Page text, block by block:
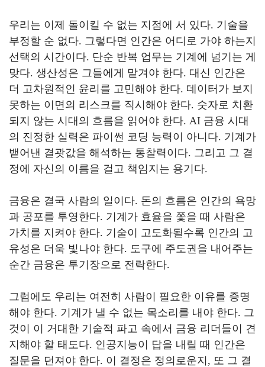
우리는 이제 돌이킬 수 없는 지점에 서 있다. 기술을
부정할 순 없다. 그렇다면 인간은 어디로 가야 하는지
선택의 시간이다. 단순 반복 업무는 기계에 넘기는 게
맞다. 생산성은 그들에게 맡겨야 한다. 대신 인간은
더 고차원적인 윤리를 고민해야 한다. 데이터가 보지
못하는 이면의 리스크를 직시해야 한다. 숫자로 치환
되지 않는 시대의 흐름을 읽어야 한다. AI 금융 시대
의 진정한 실력은 파이썬 코딩 능력이 아니다. 기계가
뱉어낸 결괏값을 해석하는 통찰력이다. 그리고 그 결
정에 자신의 이름을 걸고 책임지는 용기다.
금융은 결국 사람의 일이다. 돈의 흐름은 인간의 욕망
과 공포를 투영한다. 기계가 효율을 쫓을 때 사람은
가치를 지켜야 한다. 기술이 고도화될수록 인간의 고
유성은 더욱 빛나야 한다. 도구에 주도권을 내어주는
순간 금융은 투기장으로 전락한다.
그럼에도 우리는 여전히 사람이 필요한 이유를 증명
해야 한다. 기계가 낼 수 없는 목소리를 내야 한다. 그
것이 이 거대한 기술적 파고 속에서 금융 리더들이 견
지해야 할 태도다. 인공지능이 답을 내릴 때 인간은
질문을 던져야 한다. 이 결정은 정의로운지 , 또 그 결